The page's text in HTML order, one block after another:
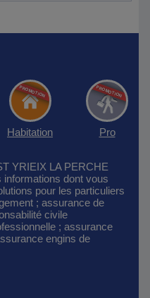
Habitation Pro
YRIEIX LA PERCHE
informations dont vous
pour les particuliers
; assurance de
civile
; assurance
engins de